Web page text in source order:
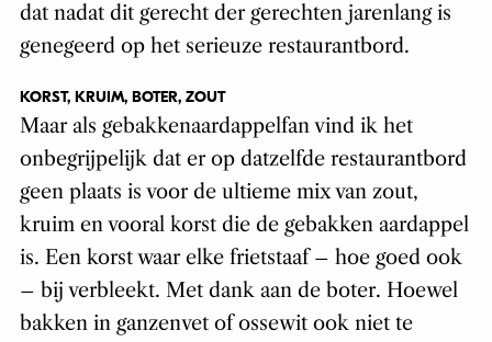
dat nadat dit gerecht der gerechten jarenlang is
genegeerd op het serieuze restaurantbord.
KORST, KRUIM, BOTER, ZOUT
Maar als gebakkenaardappelfan vind ik het
onbegrijpelijk dat er op datzelfde restaurantbord
geen plaats is voor de ultieme mix van zout,
kruim en vooral korst die de gebakken aardappel
is. Een korst waar elke frietstaaf – hoe goed ook
– bij verbleekt. Met dank aan de boter. Hoewel
bakken in ganzenvet of ossewit ook niet te